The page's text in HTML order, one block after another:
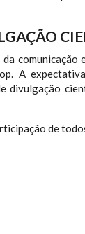
A
divulgação
de